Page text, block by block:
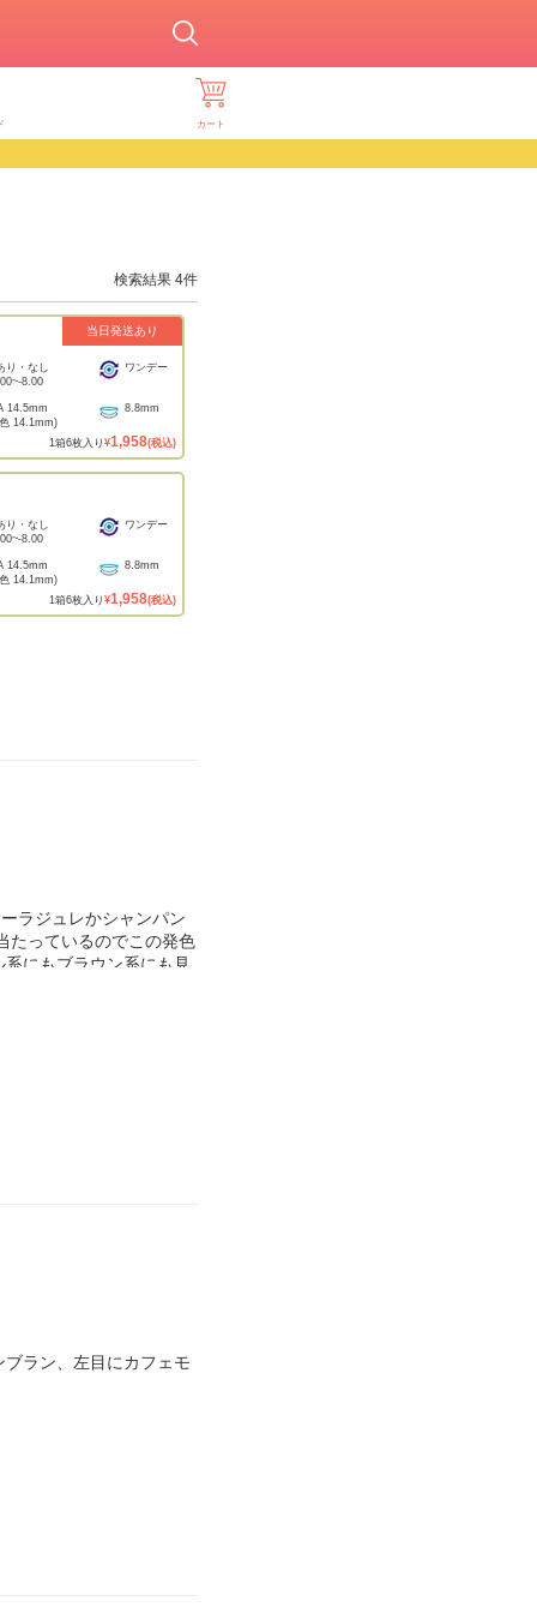
カート
検索結果 4件
当日発送あり
り・なし
~-8.00
ワンデー
14.5mm
14.1mm)
8.8mm
1箱6枚入り ¥1,958(税込)
り・なし
~-8.00
ワンデー
14.5mm
14.1mm)
8.8mm
1箱6枚入り ¥1,958(税込)
ラジュレかシャンパン
たっているのでこの発色
にもブラウン系にも見
ラン、左目にカフェモ